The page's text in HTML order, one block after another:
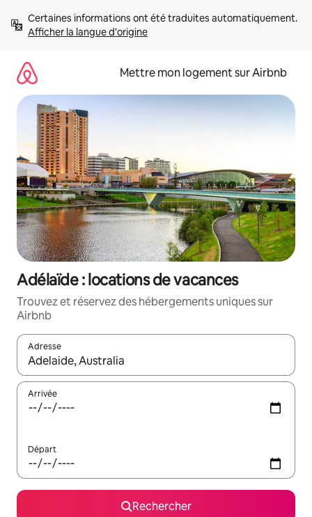
directement
Afficher la langue d'origine
Mettre mon logement sur Airbnb
Adélaïde : locations de vacances
Trouvez et réservez des hébergements uniques sur
Airbnb
Adresse
Lorsque les résultats s'affichent, utilisez les flèches vers le
Arrivée
Départ
Rechercher